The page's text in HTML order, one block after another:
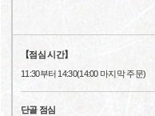
【점심 시간】
11:30부터 14:30(14:00 마지막 주문)
단골 점심